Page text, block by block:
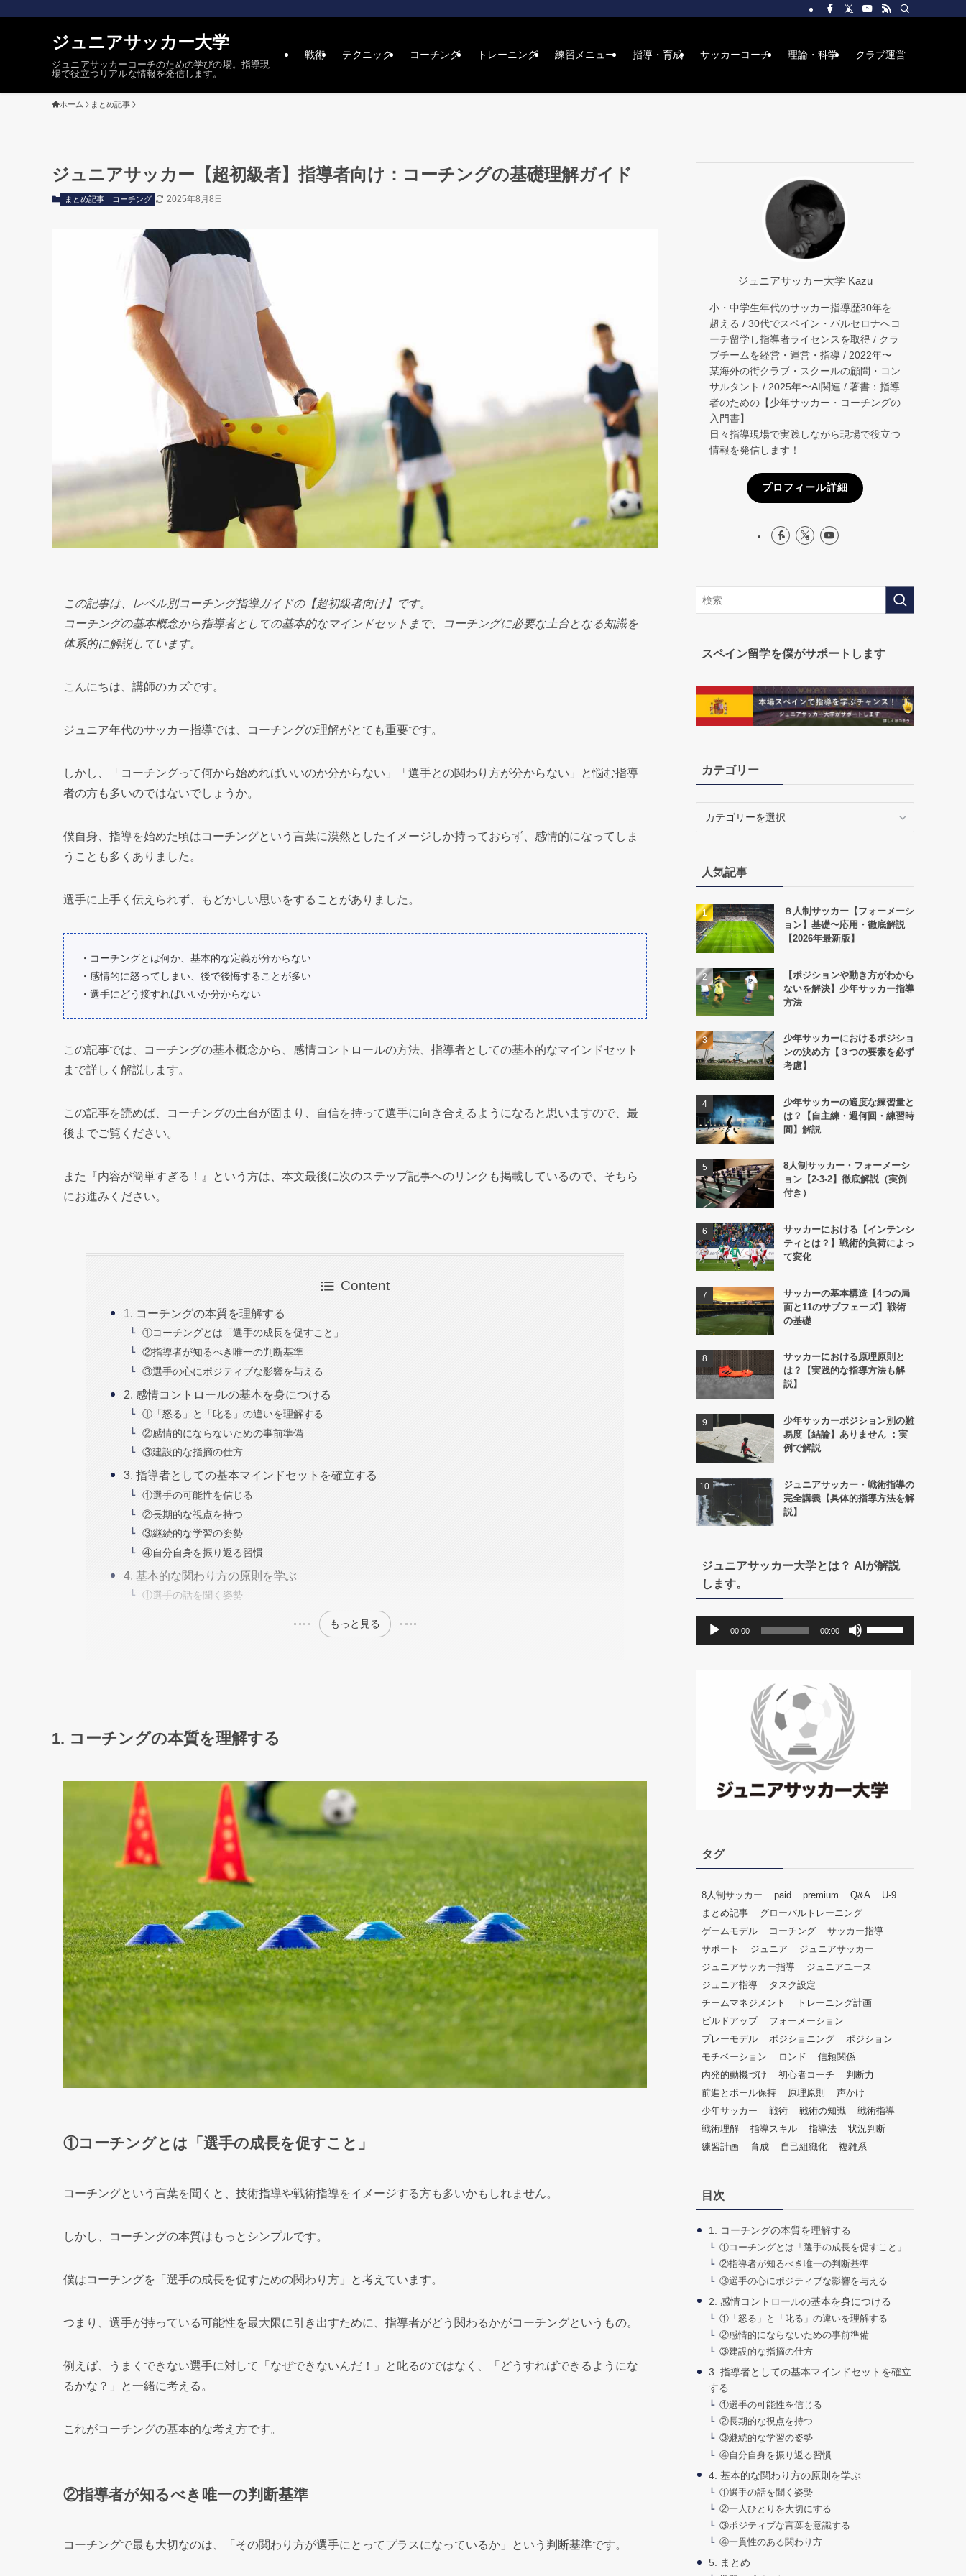
ジュニアサッカー大学
ジュニアサッカーコーチのための学びの場。指導現
場で役立つリアルな情報を発信します。
戦術 テクニック コーチング トレーニング 練習メニュー 指導・育成 サッカーコーチ 理論・科学 クラブ運営
ホーム まとめ記事
ジュニアサッカー【超初級者】指導者向け：コーチングの基礎理解ガイド
まとめ記事 コーチング 2025年8月8日
この記事は、レベル別コーチング指導ガイドの【超初級者向け】です。
コーチングの基本概念から指導者としての基本的なマインドセットまで、コーチングに必要な土台となる知識を
体系的に解説しています。
こんにちは、講師のカズです。
ジュニア年代のサッカー指導では、コーチングの理解がとても重要です。
しかし、「コーチングって何から始めればいいのか分からない」「選手との関わり方が分からない」と悩む指導
者の方も多いのではないでしょうか。
僕自身、指導を始めた頃はコーチングという言葉に漠然としたイメージしか持っておらず、感情的になってしま
うことも多くありました。
選手に上手く伝えられず、もどかしい思いをすることがありました。
・コーチングとは何か、基本的な定義が分からない
・感情的に怒ってしまい、後で後悔することが多い
・選手にどう接すればいいか分からない
この記事では、コーチングの基本概念から、感情コントロールの方法、指導者としての基本的なマインドセット
まで詳しく解説します。
この記事を読めば、コーチングの土台が固まり、自信を持って選手に向き合えるようになると思いますので、最
後までご覧ください。
また『内容が簡単すぎる！』という方は、本文最後に次のステップ記事へのリンクも掲載しているので、そちら
にお進みください。
Content
1. コーチングの本質を理解する
①コーチングとは「選手の成長を促すこと」
②指導者が知るべき唯一の判断基準
③選手の心にポジティブな影響を与える
2. 感情コントロールの基本を身につける
①「怒る」と「叱る」の違いを理解する
②感情的にならないための事前準備
③建設的な指摘の仕方
3. 指導者としての基本マインドセットを確立する
①選手の可能性を信じる
②長期的な視点を持つ
③継続的な学習の姿勢
④自分自身を振り返る習慣
4. 基本的な関わり方の原則を学ぶ
①選手の話を聞く姿勢
もっと見る
1. コーチングの本質を理解する
①コーチングとは「選手の成長を促すこと」
コーチングという言葉を聞くと、技術指導や戦術指導をイメージする方も多いかもしれません。
しかし、コーチングの本質はもっとシンプルです。
僕はコーチングを「選手の成長を促すための関わり方」と考えています。
つまり、選手が持っている可能性を最大限に引き出すために、指導者がどう関わるかがコーチングというもの。
例えば、うまくできない選手に対して「なぜできないんだ！」と叱るのではなく、「どうすればできるようにな
るかな？」と一緒に考える。
これがコーチングの基本的な考え方です。
②指導者が知るべき唯一の判断基準
コーチングで最も大切なのは、「その関わり方が選手にとってプラスになっているか」という判断基準です。
ジュニアサッカー大学 Kazu
小・中学生年代のサッカー指導歴30年を
超える / 30代でスペイン・バルセロナへコ
ーチ留学し指導者ライセンスを取得 / クラ
ブチームを経営・運営・指導 / 2022年〜
某海外の街クラブ・スクールの顧問・コン
サルタント / 2025年〜AI関連 / 著書：指導
者のための【少年サッカー・コーチングの
入門書】
日々指導現場で実践しながら現場で役立つ
情報を発信します！
プロフィール詳細
スペイン留学を僕がサポートします
カテゴリー
ー人気記事
８人制サッカー【フォーメーシ
ョン】基礎〜応用・徹底解説
【2026年最新版】
【ポジションや動き方がわから
ないを解決】少年サッカー指導
方法
少年サッカーにおけるポジショ
ンの決め方【３つの要素を必ず
考慮】
少年サッカーの適度な練習量と
は？【自主練・週何回・練習時
間】解説
8人制サッカー・フォーメーシ
ョン【2-3-2】徹底解説（実例
付き）
サッカーにおける【インテンシ
ティとは？】戦術的負荷によっ
て変化
サッカーの基本構造【4つの局
面と11のサブフェーズ】戦術
の基礎
サッカーにおける原理原則と
は？【実践的な指導方法も解
説】
少年サッカーポジション別の難
易度【結論】ありません ：実
例で解説
ジュニアサッカー・戦術指導の
完全講義【具体的指導方法を解
説】
ジュニアサッカー大学とは？ AIが解説
します。
00:00 00:00
下
矢
っ
だ
い。
タグ
8人制サッカー paid premium Q&A
U-9
まとめ記事
グローバルトレーニング
ゲームモデル
コーチング
サッカー指導
サポート
ジュニア
ジュニアサッカー
ジュニアサッカー指導
ジュニアユース
ジュニア指導
タスク設定
チームマネジメント
トレーニング計画
ビルドアップ
フォーメーション
プレーモデル
ポジショニング
ポジション
モチベーション
ロンド
信頼関係
内発的動機づけ
初心者コーチ
判断力
前進とボール保持
原理原則
声かけ
少年サッカー
戦術 戦術の知識
戦術指導
戦術理解
指導スキル 指導法
状況判断
練習計画
育成 自己組織化 複雑系
目次
1. コーチングの本質を理解する
①コーチングとは「選手の成長を促すこと」
②指導者が知るべき唯一の判断基準
③選手の心にポジティブな影響を与える
2. 感情コントロールの基本を身につける
①「怒る」と「叱る」の違いを理解する
②感情的にならないための事前準備
③建設的な指摘の仕方
3. 指導者としての基本マインドセットを確立
する
①選手の可能性を信じる
②長期的な視点を持つ
③継続的な学習の姿勢
④自分自身を振り返る習慣
4. 基本的な関わり方の原則を学ぶ
①選手の話を聞く姿勢
②一人ひとりを大切にする
③ポジティブな言葉を意識する
④一貫性のある関わり方
5. まとめ